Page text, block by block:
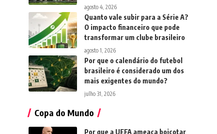
agosto 4, 2026
Quanto vale subir para a Série A?
O impacto financeiro que pode
transformar um clube brasileiro
agosto 1, 2026
Por que o calendário do futebol
brasileiro é considerado um dos
mais exigentes do mundo?
julho 31, 2026
Copa do Mundo
Por que a UEFA ameaça boicotar